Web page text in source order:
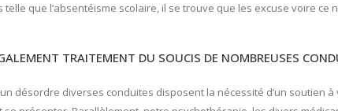
que l’absentéisme scolaire, il se trouve que les excuse voire ce
TRAITEMENT DU SOUCIS DE NOMBREUSES
désordre diverses conduites disposent la nécessité d’un soutien